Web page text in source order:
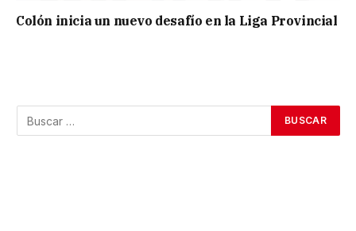
Colón inicia un nuevo desafío en la Liga Provincial